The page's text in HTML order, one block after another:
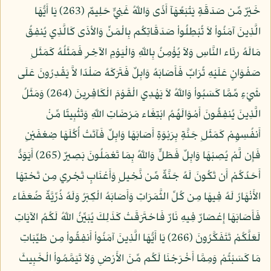
خَيْرٌ مِّن صَدَقَةٍ يَتْبَعُهَآ أَذًى وَاللّهُ غَنِيٌّ حَلِيمٌ (263) يَا أَيُّهَا
الَّذِينَ آمَنُواْ لاَ تُبْطِلُواْ صَدَقَاتِكُم بِالْمَنِّ وَالأذَى كَالَّذِي يُنفِقُ
مَالَهُ رِئَاء النَّاسِ وَلاَ يُؤْمِنُ بِاللّهِ وَالْيَوْمِ الآخِرِ فَمَثَلُهُ كَمَثَلِ
صَفْوَانٍ عَلَيْهِ تُرَابٌ فَأَصَابَهُ وَابِلٌ فَتَرَكَهُ صَلْدًا لاَّ يَقْدِرُونَ عَلَى
شَيْءٍ مِّمَّا كَسَبُواْ وَاللّهُ لاَ يَهْدِي الْقَوْمَ الْكَافِرِينَ (264) وَمَثَلُ
الَّذِينَ يُنفِقُونَ أَمْوَالَهُمُ ابْتِغَاء مَرْضَاتِ اللّهِ وَتَثْبِيتًا مِّنْ
أَنفُسِهِمْ كَمَثَلِ جَنَّةٍ بِرَبْوَةٍ أَصَابَهَا وَابِلٌ فَآتَتْ أُكُلَهَا ضِعْفَيْنِ
فَإِن لَّمْ يُصِبْهَا وَابِلٌ فَطَلٌّ وَاللّهُ بِمَا تَعْمَلُونَ بَصِيرٌ (265) أَيَوَدُّ
أَحَدُكُمْ أَن تَكُونَ لَهُ جَنَّةٌ مِّن نَّخِيلٍ وَأَعْنَابٍ تَجْرِي مِن تَحْتِهَا
الأَنْهَارُ لَهُ فِيهَا مِن كُلِّ الثَّمَرَاتِ وَأَصَابَهُ الْكِبَرُ وَلَهُ ذُرِّيَّةٌ ضُعَفَاء
فَأَصَابَهَا إِعْصَارٌ فِيهِ نَارٌ فَاحْتَرَقَتْ كَذَلِكَ يُبَيِّنُ اللّهُ لَكُمُ الآيَاتِ
لَعَلَّكُمْ تَتَفَكَّرُونَ (266) يَا أَيُّهَا الَّذِينَ آمَنُواْ أَنفِقُواْ مِن طَيِّبَاتِ
مَا كَسَبْتُمْ وَمِمَّا أَخْرَجْنَا لَكُم مِّنَ الأَرْضِ وَلاَ تَيَمَّمُواْ الْخَبِيثَ